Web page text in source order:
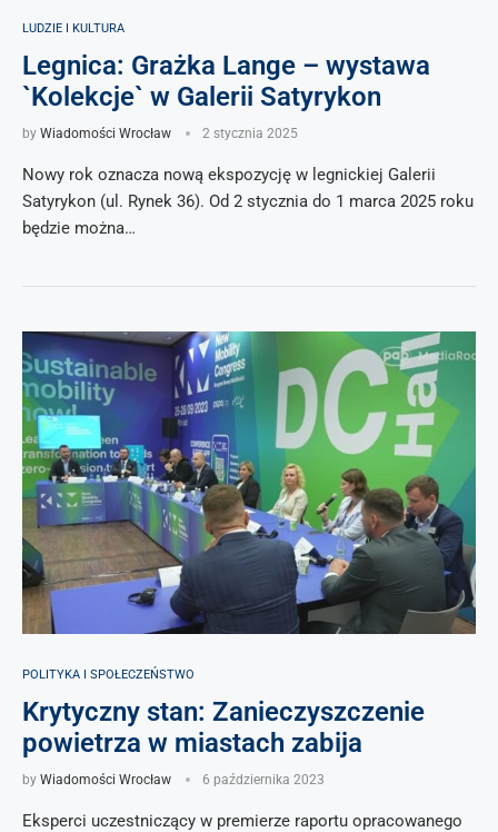
LUDZIE I KULTURA
Legnica: Grażka Lange – wystawa
`Kolekcje` w Galerii Satyrykon
by Wiadomości Wrocław 2 stycznia 2025
Nowy rok oznacza nową ekspozycję w legnickiej Galerii
Satyrykon (ul. Rynek 36). Od 2 stycznia do 1 marca 2025 roku
będzie można…
POLITYKA I SPOŁECZEŃSTWO
Krytyczny stan: Zanieczyszczenie
powietrza w miastach zabija
by Wiadomości Wrocław 6 października 2023
Eksperci uczestniczący w premierze raportu opracowanego